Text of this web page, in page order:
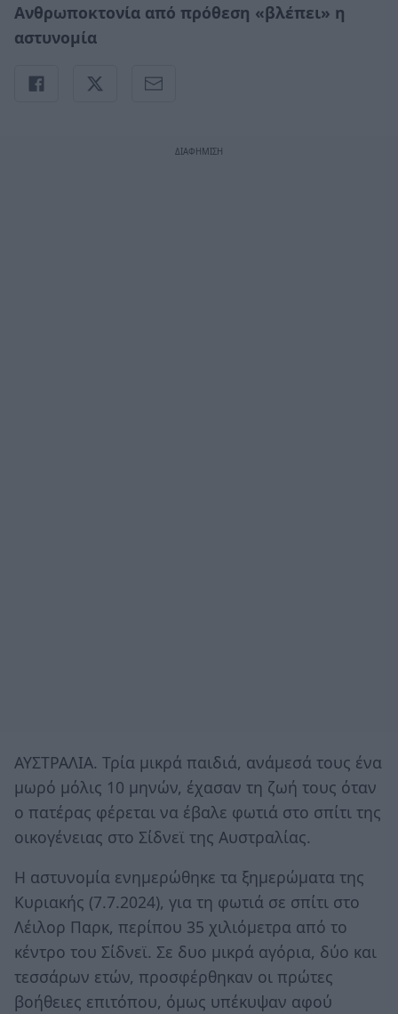
Ανθρωποκτονία από πρόθεση «βλέπει» η
αστυνομία
ΑΥΣΤΡΑΛΙΑ. Τρία μικρά παιδιά, ανάμεσά τους ένα
μωρό μόλις 10 μηνών, έχασαν τη ζωή τους όταν
ο πατέρας φέρεται να έβαλε φωτιά στο σπίτι της
οικογένειας στο Σίδνεϊ της Αυστραλίας.
Η αστυνομία ενημερώθηκε τα ξημερώματα της
Κυριακής (7.7.2024), για τη φωτιά σε σπίτι στο
Λέιλορ Παρκ, περίπου 35 χιλιόμετρα από το
κέντρο του Σίδνεϊ. Σε δυο μικρά αγόρια, δύο και
τεσσάρων ετών, προσφέρθηκαν οι πρώτες
βοήθειες επιτόπου, όμως υπέκυψαν αφού